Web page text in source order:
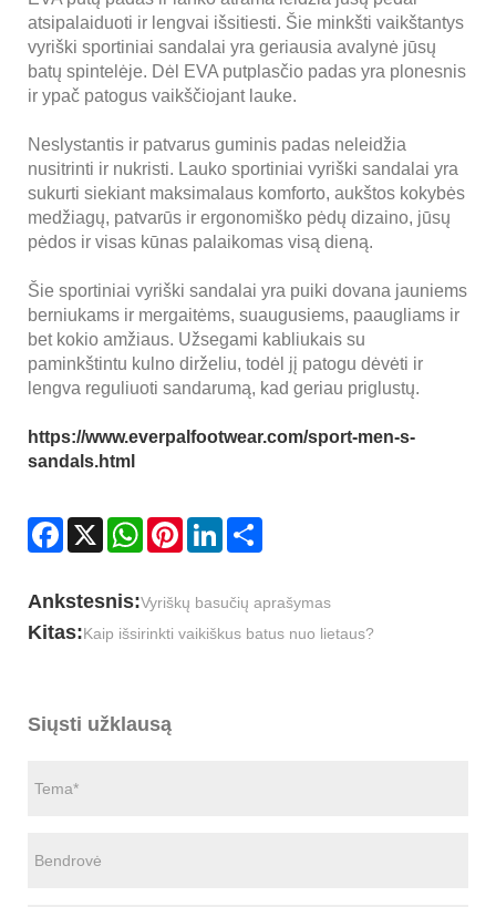
atsipalaiduoti ir lengvai išsitiesti. Šie minkšti vaikštantys
vyriški sportiniai sandalai yra geriausia avalynė jūsų
batų spintelėje. Dėl EVA putplasčio padas yra plonesnis
ir ypač patogus vaikščiojant lauke.
Neslystantis ir patvarus guminis padas neleidžia
nusitrinti ir nukristi. Lauko sportiniai vyriški sandalai yra
sukurti siekiant maksimalaus komforto, aukštos kokybės
medžiagų, patvarūs ir ergonomiško pėdų dizaino, jūsų
pėdos ir visas kūnas palaikomas visą dieną.
Šie sportiniai vyriški sandalai yra puiki dovana jauniems
berniukams ir mergaitėms, suaugusiems, paaugliams ir
bet kokio amžiaus. Užsegami kabliukais su
paminkštintu kulno dirželiu, todėl jį patogu dėvėti ir
lengva reguliuoti sandarumą, kad geriau priglustų.
https://www.everpalfootwear.com/sport-men-s-
sandals.html
Facebook
X WhatsAppPinterestLinkedIn
Ankstesnis:Vyriškų basučių aprašymas
Kitas:Kaip išsirinkti vaikiškus batus nuo lietaus?
Siųsti užklausą